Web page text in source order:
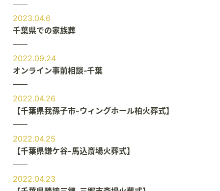
2023.04.6
千葉県での家族葬
2022.09.24
オンライン事前相談‐千葉
2022.04.26
【千葉県我孫子市-ウィングホール柏火葬式】
2022.04.25
【千葉県鎌ケ谷-馬込斎場火葬式】
2022.04.23